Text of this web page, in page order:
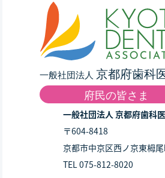
一般社団法人 京都府歯科
〒604-8418
京都市中京区西ノ京東栂
TEL 075-812-8020